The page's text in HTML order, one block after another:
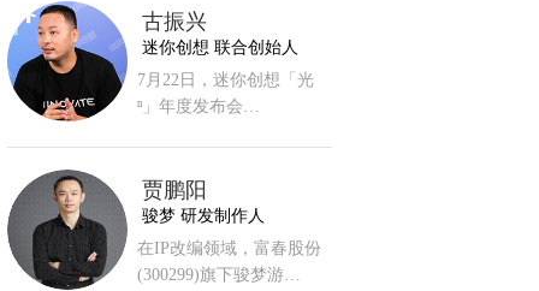
古振兴
迷你创想 联合创始人
7月22日，迷你创想「光
ⁿ」年度发布会…
贾鹏阳
骏梦 研发制作人
在IP改编领域，富春股份
(300299)旗下骏梦游…